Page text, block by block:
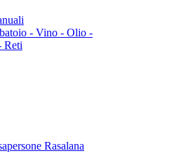
- Vino - Olio -
Reti
Rasalana